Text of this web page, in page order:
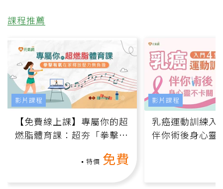
課程推薦
【免費線上課】專屬你的超
燃脂體育課：超夯「拳擊有
特價 免費
影片課程
乳癌運動訓練入
伴你術後身心靈
影片課程